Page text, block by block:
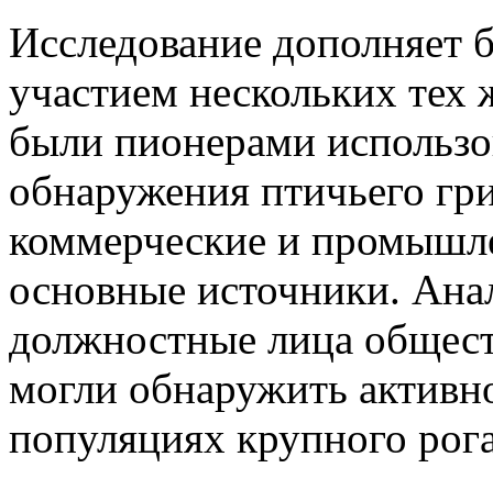
Исследование дополняет
участием нескольких тех
были пионерами
обнаружения птичьего
коммерческие и
основные источники.
должностные лица
могли обнаружить
популяциях крупного